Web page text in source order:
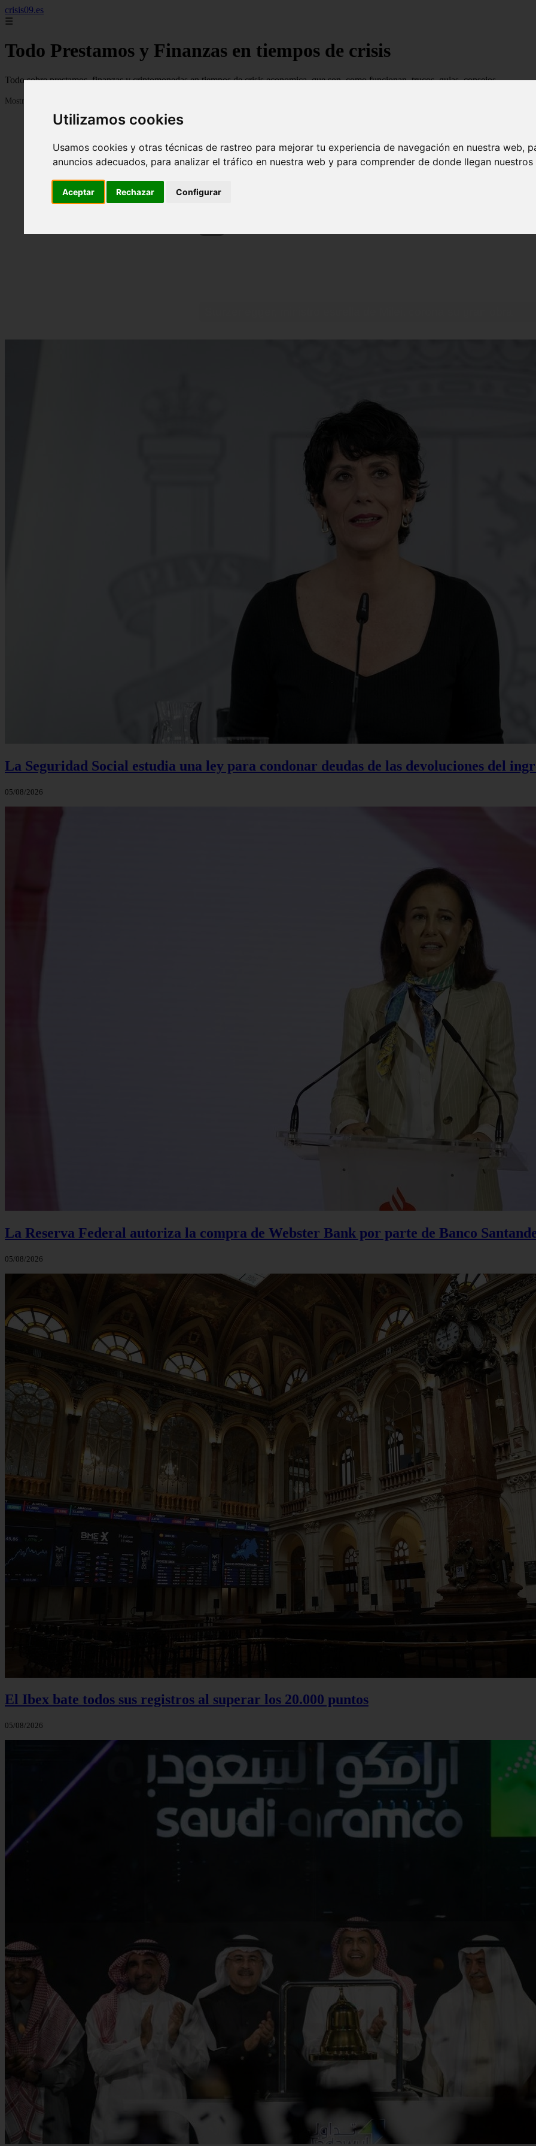
Utilizamos cookies
Usamos cookies y otras técnicas de rastreo para mejorar tu experiencia de navegación en nuestra web,
anuncios adecuados, para analizar el tráfico en nuestra web y para comprender de donde llegan
Aceptar Rechazar Configurar
crisis09.es
☰
Todo Prestamos y Finanzas en tiempos de crisis
Todo sobre prestamos, finanzas y criptomonedas en tiempos de crisis economica, que son, como funcionan, trucos, guias, consejos...
Mostrando 1 - 24 de 638 artículos
La Seguridad Social estudia una ley para condonar deudas de las devoluciones del
05/08/2026
La Reserva Federal autoriza la compra de Webster Bank por parte de Banco
05/08/2026
El Ibex bate todos sus registros al superar los 20.000 puntos
05/08/2026